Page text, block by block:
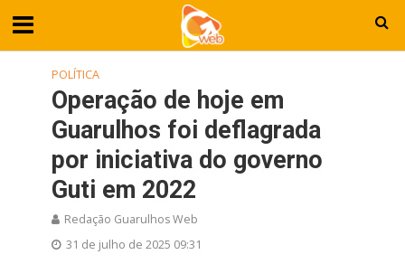
POLÍTICA
Operação de hoje em
Guarulhos foi deflagrada
por iniciativa do governo
Guti em 2022
Redação Guarulhos Web
31 de julho de 2025 09:31